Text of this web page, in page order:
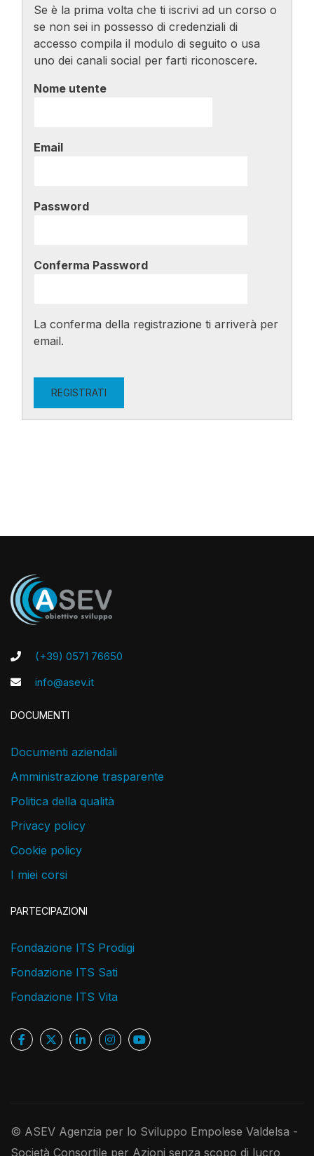
Se è la prima volta che ti iscrivi ad un corso o
se non sei in possesso di credenziali di
accesso compila il modulo di seguito o usa
uno dei canali social per farti riconoscere.
Nome utente
Email
Password
Conferma Password
La conferma della registrazione ti arriverà per
email.
(+39) 0571 76650
info@asev.it
DOCUMENTI
Documenti aziendali
Amministrazione trasparente
Politica della qualità
Privacy policy
Cookie policy
I miei corsi
PARTECIPAZIONI
Fondazione ITS Prodigi
Fondazione ITS Sati
Fondazione ITS Vita
© ASEV Agenzia per lo Sviluppo Empolese Valdelsa -
Società Consortile per Azioni senza scopo di lucro